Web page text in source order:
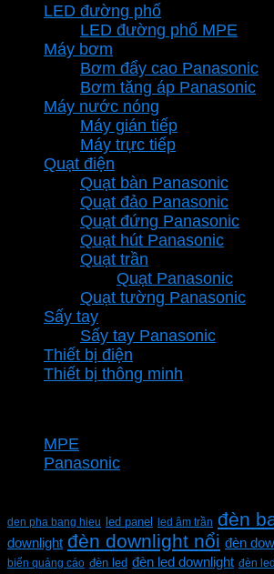
LED đường phố
LED đường phố MPE
Máy bơm
Bơm đẩy cao Panasonic
Bơm tăng áp Panasonic
Máy nước nóng
Máy gián tiếp
Máy trực tiếp
Quạt điện
Quạt bàn Panasonic
Quạt đảo Panasonic
Quạt đứng Panasonic
Quạt hút Panasonic
Quạt trần
Quạt Panasonic
Quạt tường Panasonic
Sấy tay
Sấy tay Panasonic
Thiết bị điện
Thiết bị thông minh
MPE
Panasonic
den pha bang hieu led panel led âm trần đèn
downlight đèn downlight nổi đèn
biển quảng cáo đèn led đèn led downlight đèn